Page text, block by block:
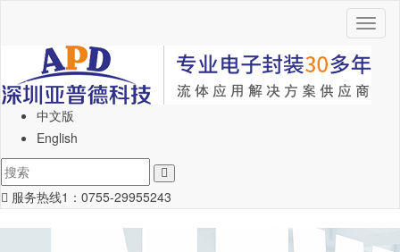
中文版
English
服务热线1： 0755-29955243